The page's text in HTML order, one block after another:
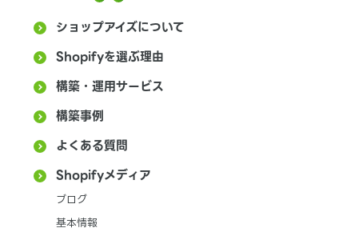
ショップアイズについて
Shopifyを選ぶ理由
構築・運用サービス
構築事例
よくある質問
Shopifyメディア
ブログ
基本情報